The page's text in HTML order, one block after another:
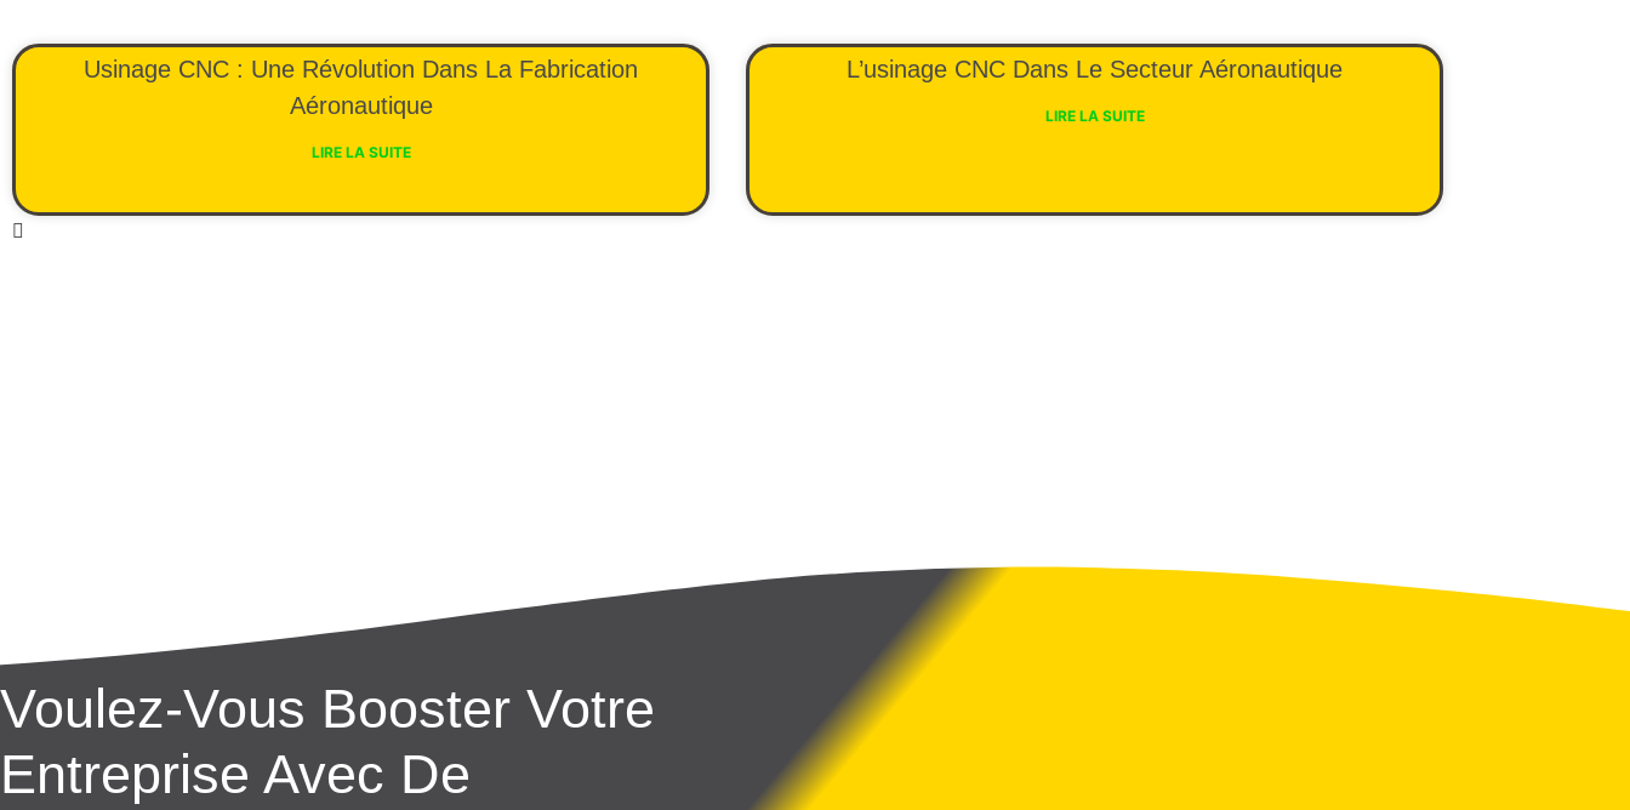
Usinage CNC : Une Révolution Dans La Fabrication
Aéronautique
LIRE LA SUITE
L’usinage CNC Dans Le Secteur Aéronautique
LIRE LA SUITE
Voulez-Vous Booster Votre
Entreprise Avec De